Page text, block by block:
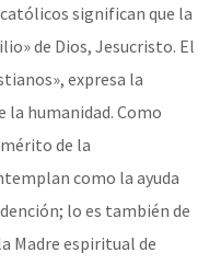
significan que la
de Dios, Jesucristo. El
expresa la
la humanidad. Como
de la
como la ayuda
lo es también de
Madre espiritual de